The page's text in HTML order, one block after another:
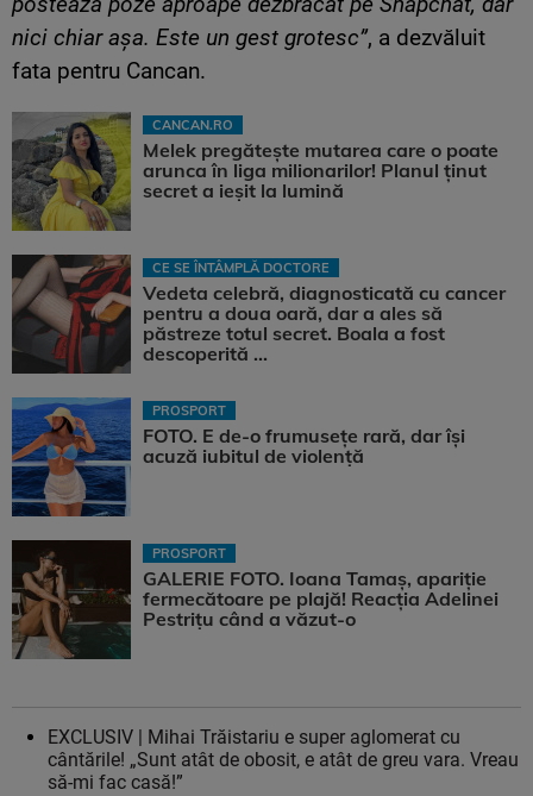
nici chiar așa. Este un gest grotesc”, a dezvăluit
fata pentru Cancan.
CANCAN.RO
Melek pregătește mutarea care o poate
arunca în liga milionarilor! Planul ținut
secret a ieșit la lumină
CE SE ÎNTÂMPLĂ DOCTORE
Vedeta celebră, diagnosticată cu cancer
pentru a doua oară, dar a ales să
păstreze totul secret. Boala a fost
descoperită ...
PROSPORT
FOTO. E de-o frumusețe rară, dar își
acuză iubitul de violență
PROSPORT
GALERIE FOTO. Ioana Tamaş, apariție
fermecătoare pe plajă! Reacția Adelinei
Pestrițu când a văzut-o
EXCLUSIV | Mihai Trăistariu e super aglomerat cu
cântările! „Sunt atât de obosit, e atât de greu vara. Vreau
să-mi fac casă!”